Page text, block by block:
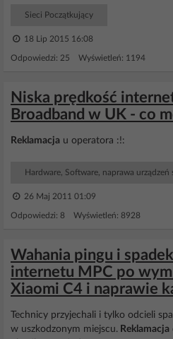
Sieci Początkujący
18 Lip 2015 16:08
Odpowiedzi: 25 Wyświetleń: 1194
Niska prędkość
Broadband w UK - co
Reklamacja u operatora :!:
Hardware, Software, naprawa urządzeń
26 Maj 2011 01:09
Odpowiedzi: 8 Wyświetleń: 8928
Wahania pingu i
internetu MPC po
Xiaomi C4 i naprawie
Technicy przyjechali i tylko odcieli
w uszkodzonym miejscu. Reklamacja